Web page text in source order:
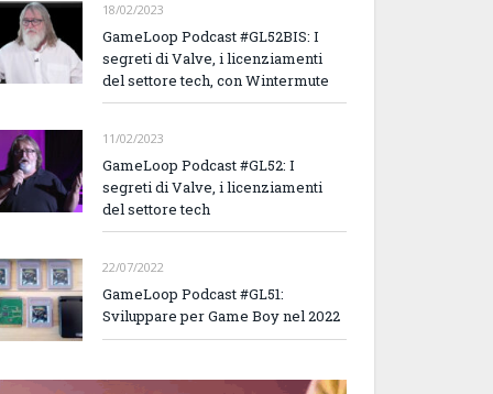
18/02/2023
GameLoop Podcast #GL52BIS: I
segreti di Valve, i licenziamenti
del settore tech, con Wintermute
11/02/2023
GameLoop Podcast #GL52: I
segreti di Valve, i licenziamenti
del settore tech
22/07/2022
GameLoop Podcast #GL51:
Sviluppare per Game Boy nel 2022